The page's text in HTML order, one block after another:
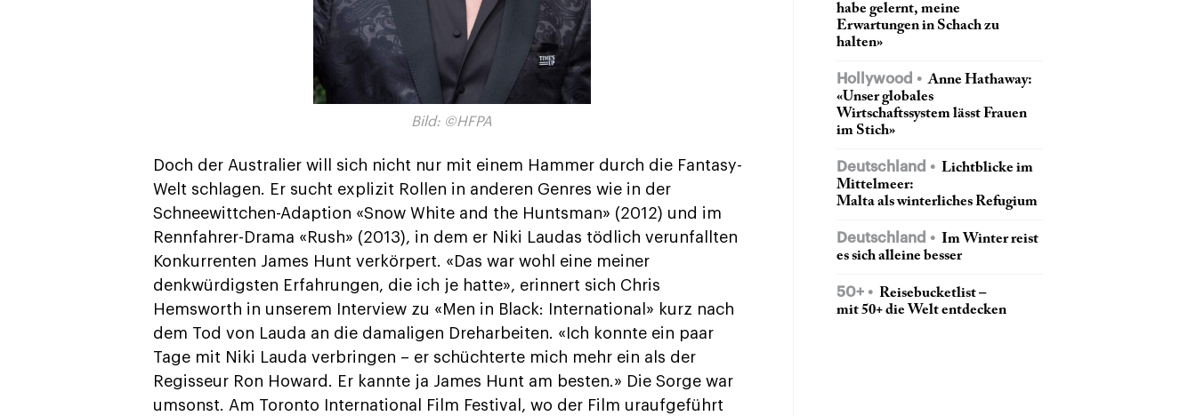
Bild: ©HFPA
Doch der Australier will sich nicht nur mit einem Hammer durch die Fantasy-
Welt schlagen. Er sucht explizit Rollen in anderen Genres wie in der
Schneewittchen-Adaption «Snow White and the Huntsman» (2012) und im
Rennfahrer-Drama «Rush» (2013), in dem er Niki Laudas tödlich verunfallten
Konkurrenten James Hunt verkörpert. «Das war wohl eine meiner
denkwürdigsten Erfahrungen, die ich je hatte», erinnert sich Chris
Hemsworth in unserem Interview zu «Men in Black: International» kurz nach
dem Tod von Lauda an die damaligen Dreharbeiten. «Ich konnte ein paar
Tage mit Niki Lauda verbringen – er schüchterte mich mehr ein als der
Regisseur Ron Howard. Er kannte ja James Hunt am besten.» Die Sorge war
umsonst. Am Toronto International Film Festival, wo der Film uraufgeführt
habe gelernt, meine
Erwartungen in Schach zu
halten»
Hollywood
Anne Hathaway:
«Unser globales
Wirtschaftssystem lässt Frauen
im Stich»
Deutschland
Lichtblicke im
Mittelmeer:
Malta als winterliches Refugium
Deutschland
Im Winter reist
es sich alleine besser
50+
Reisebucketlist –
mit 50+ die Welt entdecken